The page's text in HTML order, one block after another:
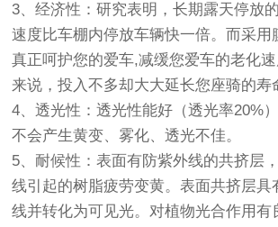
3、经济性：研究表明，长期露天停放
速度比车棚内停放车辆快一倍。而采用
真正呵护您的爱车,减缓您爱车的老化
来说，投入不多却大大延长您座骑的寿
4、透光性：透光性能好（透光率20%
不会产生黄变、雾化、透光不佳。
5、耐候性：表面有防紫外线的共挤层
线引起的树脂疲劳变黄。表面共挤层具
线并转化为可见光。对植物光合作用有